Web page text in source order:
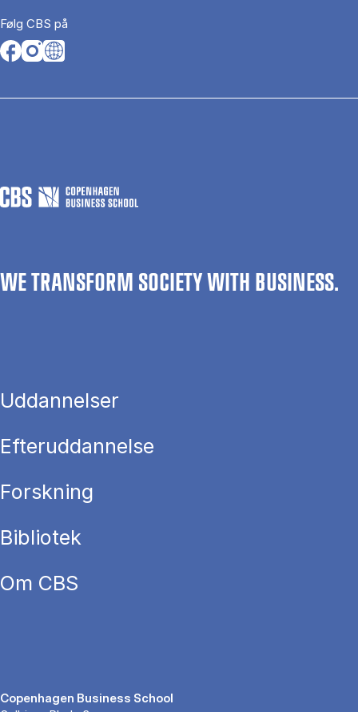
Følg CBS på
Opens in a new tab
Opens in a new tab
Opens in a new tab
WE TRANSFORM SOCIETY WITH BUSINESS.
Uddannelser
Efteruddannelse
Forskning
Bibliotek
Om CBS
Copenhagen Business School